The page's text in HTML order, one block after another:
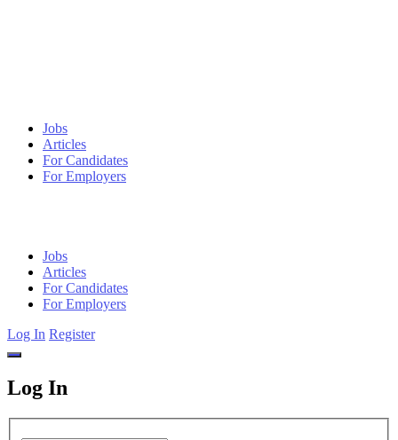
Jobs
Articles
For Candidates
For Employers
Jobs
Articles
For Candidates
For Employers
Log In Register
Log In